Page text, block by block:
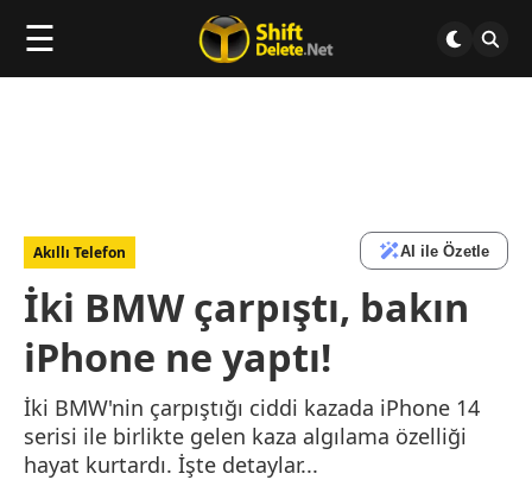
☰
Akıllı Telefon AI ile Özetle
İki BMW çarpıştı, bakın
iPhone ne yaptı!
İki BMW'nin çarpıştığı ciddi kazada iPhone 14
serisi ile birlikte gelen kaza algılama özelliği
hayat kurtardı. İşte detaylar...